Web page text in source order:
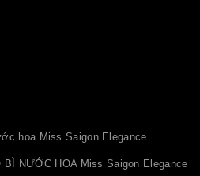
hoa Miss Saigon Elegance
NƯỚC HOA Miss Saigon Elegance